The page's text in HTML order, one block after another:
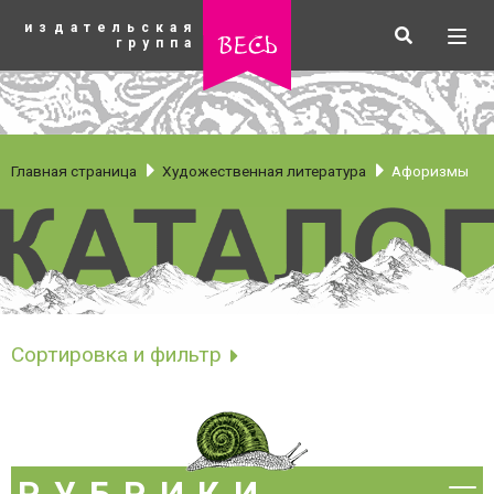
основному
издательская
группа
весь Искать
рубрики
Главная страница Художественная литература Афоризмы
Афоризмы
Сортировка и фильтр
Бестселлеры